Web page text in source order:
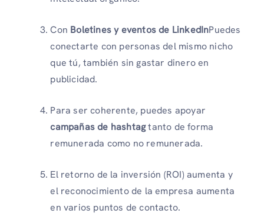
Con Boletines y eventos de LinkedInPuedes
conectarte con personas del mismo nicho
que tú, también sin gastar dinero en
publicidad.
Para ser coherente, puedes apoyar
campañas de hashtagtanto de forma
remunerada como no remunerada.
El retorno de la inversión (ROI) aumenta y
el reconocimiento de la empresa aumenta
en varios puntos de contacto.